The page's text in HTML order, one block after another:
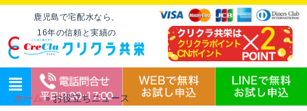
鹿児島で宅配水なら、
16年の信頼と実績の
ホーム»お役立ちニュース